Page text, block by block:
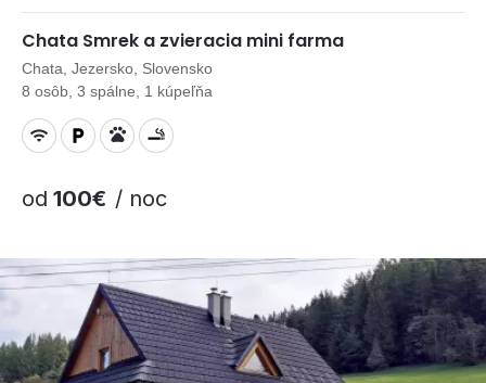
Chata Smrek a zvieracia mini farma
Chata, Jezersko, Slovensko
8 osôb, 3 spálne, 1 kúpeľňa
od 100€ / noc